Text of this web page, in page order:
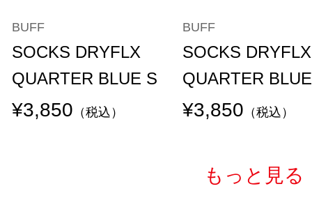
BUFF
SOCKS DRYFLX
QUARTER BLUE S
¥3,850 （税込）
BUFF
SOCKS DRYFLX
QUARTER
¥3,850 （税込）
もっと見る